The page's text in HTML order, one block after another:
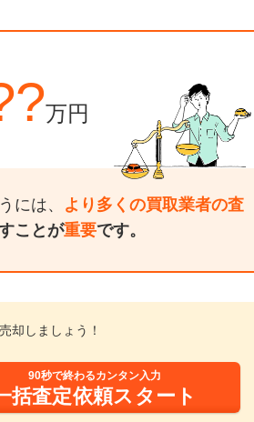
万円
には、
より多くの買取業者の査
ことが重要です。
却しましょう！
90秒で終わるカンタン入力
括査定依頼スタート